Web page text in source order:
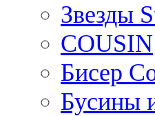
Звезды
COUSIN
Бисер
Бусины